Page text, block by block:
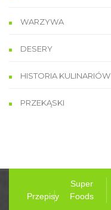
WARZYWA
DESERY
HISTORIA KULINARIÓW
PRZEKĄSKI
Przepisy
Super
Foods